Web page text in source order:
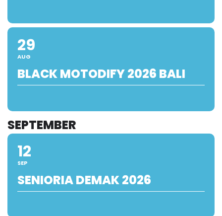
29
AUG
BLACK MOTODIFY 2026 BALI
SEPTEMBER
12
SEP
SENIORIA DEMAK 2026